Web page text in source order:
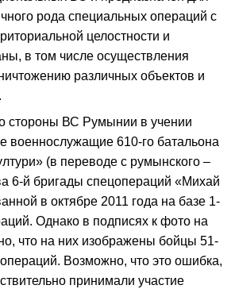
рода специальных операций с
целостности и
в том числе осуществления
различных объектов и
стороны ВС Румынии в учении
военнослужащие 610-го батальона
(в переводе с румынского –
6-й бригады спецопераций «Михай
в октябре 2011 года на базе 1-
Однако в подписях к фото на
что на них изображены бойцы 51-
Возможно, что это ошибка,
принимали участие